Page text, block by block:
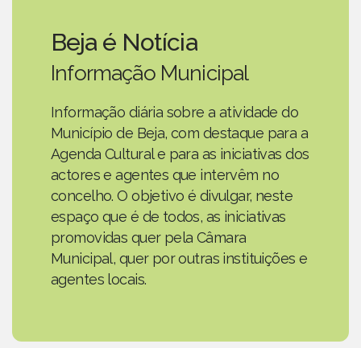
Beja é Notícia
Informação Municipal
Informação diária sobre a atividade do
Município de Beja, com destaque para a
Agenda Cultural e para as iniciativas dos
actores e agentes que intervêm no
concelho. O objetivo é divulgar, neste
espaço que é de todos, as iniciativas
promovidas quer pela Câmara
Municipal, quer por outras instituições e
agentes locais.